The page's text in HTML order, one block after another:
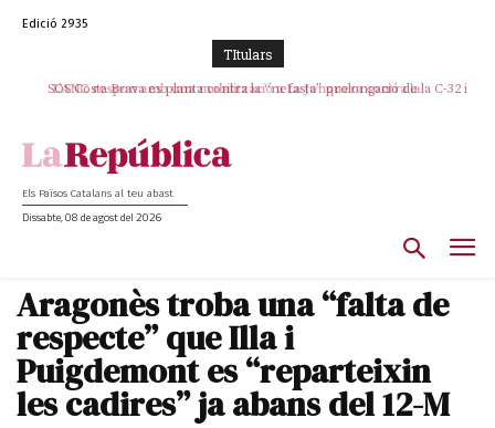
Edició 2935
TItulars
SOS Costa Brava es planta contra la “nefasta” prolongació de la C-32 i
Els Països Catalans al teu abast
Dissabte, 08 de agost del 2026
Aragonès troba una “falta de
respecte” que Illa i
Puigdemont es “reparteixin
les cadires” ja abans del 12-M